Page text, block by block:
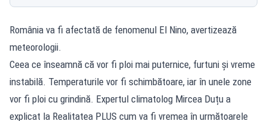
România va fi afectată de fenomenul El Nino, avertizează
meteorologii.
Ceea ce înseamnă că vor fi ploi mai puternice, furtuni și vreme
instabilă. Temperaturile vor fi schimbătoare, iar în unele zone
vor fi ploi cu grindină. Expertul climatolog Mircea Duțu a
explicat la Realitatea PLUS cum va fi vremea în următoarele